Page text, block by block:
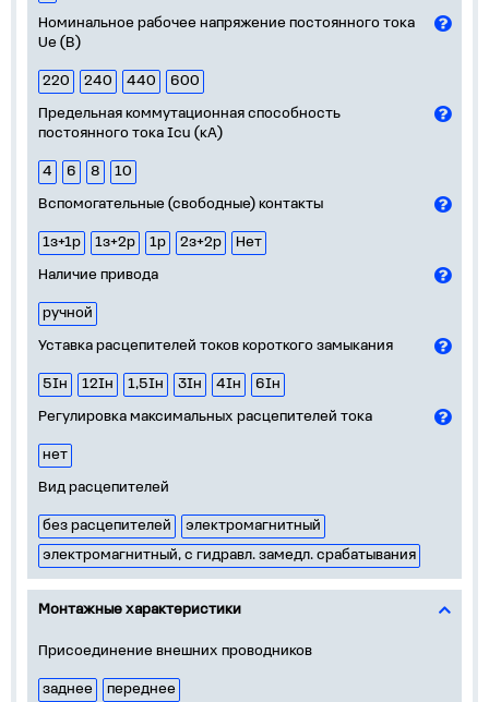
Номинальное рабочее напряжение постоянного тока
Ue (В)
220 240 440
600
Предельная коммутационная способность
постоянного тока Icu (кА)
4 6 8
10
Вспомогательные (свободные) контакты
1з+1р 1з+2р 1р 2з+2р
Нет
Наличие привода
ручной
Уставка расцепителей токов короткого замыкания
5Iн 12Iн 1,5Iн 3Iн 4Iн
6Iн
Регулировка максимальных расцепителей тока
нет
Вид расцепителей
без расцепителей
электромагнитный
электромагнитный, с гидравл. замедл. срабатывания
Монтажные характеристики
Присоединение внешних проводников
заднее
переднее